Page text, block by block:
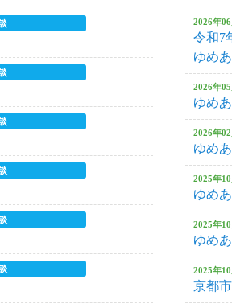
ごわやさしい
2026年度第
お母さん・
のカラダとコ
ねむりの健
7月ママカフ
2026年
令和7
ゆめ
2026年
ゆめ
2026年
ゆめ
2025年
ゆめ
2025年
ゆめ
2025年
京都